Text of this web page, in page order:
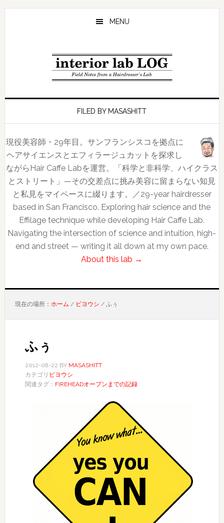
Skip
Skip
Skip
MENU
FILED BY MASASHITT
現役美容師・29年目。サンフランシスコを拠点に
ヘアサイエンスとエフィラージュカットを探求し
ながらHair Caffe Labを運営。「科学と非科学、ハイクラス
とストリート」—その交差点に挑み美容に留まらない知見
と私見をマイペースに綴ります。／29-year hairdresser
based in San Francisco. Exploring hair science and the
Effilage technique while developing Hair Caffe Lab.
Navigating the intersection of science and intuition, high-
end and street — writing it all down at my own pace.
About this lab →
現在の場所： ホーム / ビヨウシ /ふぅ
ふぅ
2012-08-22 BY MASASHITT
カテゴリ ビヨウシ
関連タグ： FIREHEADオープンまでの記録